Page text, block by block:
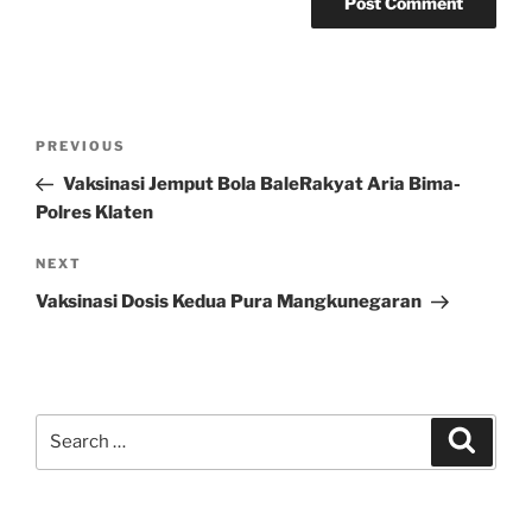
Previous
Post
PREVIOUS
Vaksinasi Jemput Bola BaleRakyat Aria Bima-
Polres Klaten
Next
Post
NEXT
Vaksinasi Dosis Kedua Pura Mangkunegaran